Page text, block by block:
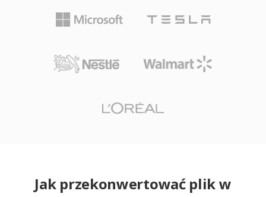
Jak przekonwertować plik w